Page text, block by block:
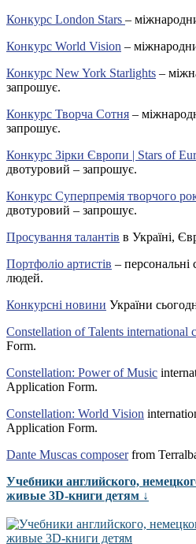
Конкурс London Stars –
Конкурс World Vision –
Конкурс New York Starlights –
запрошує.
Конкурс Творча Сотня –
запрошує.
Конкурс Зірки Європи | Stars of
двотуровий – запрошує.
Конкурс Суперпремія творчого
двотуровий – запрошує.
Просування талантів в Україні,
Портфоліо артистів – персональні
людей.
Конкурсні новини України
Constellation of Talents international
Form.
Constellation: Power of Music
Application Form.
Constellation: World Vision
Application Form.
Dante Muscas composerfrom
Учебники английского,
живые 3D-книги детям ↓